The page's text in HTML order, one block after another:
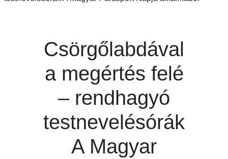
Csörgőlabdával
a megértés felé
– rendhagyó
testnevelésórák
A Magyar